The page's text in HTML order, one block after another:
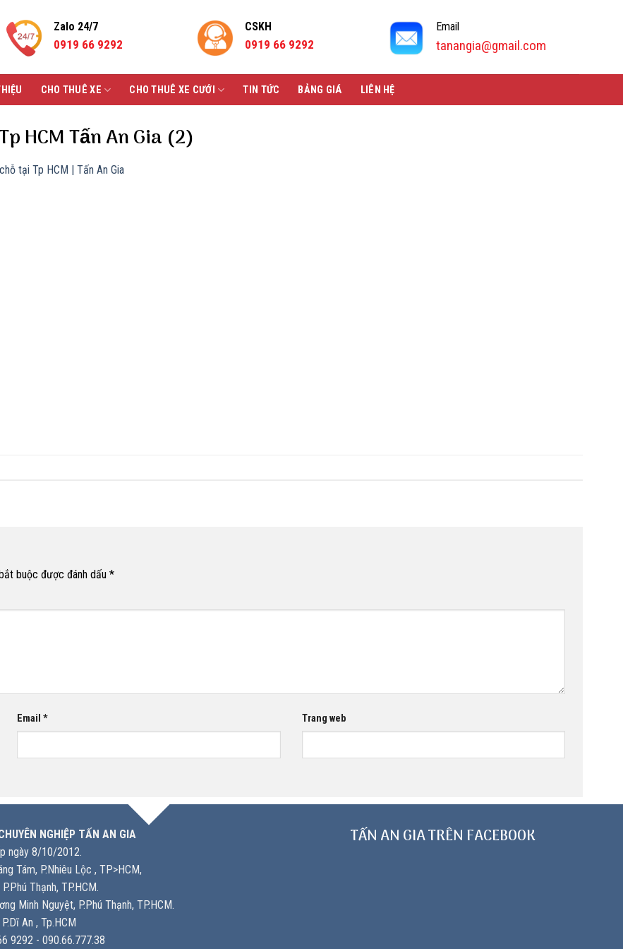
Zalo 24/7
0919 66 9292
CSKH
0919 66 9292
Email
tanangia@gmail.com
CHO THUÊ XE CHO THUÊ XE CƯỚI TIN TỨC BẢNG GIÁ LIÊN HỆ
HCM Tấn An Gia (2)
tại Tp HCM | Tấn An Gia
buộc được đánh dấu *
Email* Trang web
NGHIỆP TẤN AN GIA
ngày 8/10/2012.
Tám, P.Nhiêu Lộc , TP>HCM,
Thạnh, TP.HCM.
Minh Nguyệt, P.Phú Thạnh, TP.HCM.
An , Tp.HCM
9292 - 090.66.777.38
TẤN AN GIA TRÊN FACEBOOK